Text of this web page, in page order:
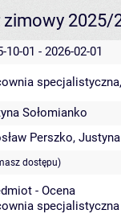
2025/
10-01 - 2026-02-01
Sołomianko
Perszko,
dostępu)
- Ocena
specjalistyczna